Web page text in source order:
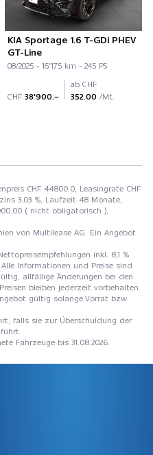
KIA Sportage 1.6 T-GDi PHEV
GT-Line
08/2025 - 16'175 km - 245 PS
CHF 38'900.–
ab CHF
352.00 /Mt.
CHF 44800.0, Leasingrate CHF
3.03 %, Laufzeit 48 Monate,
( nicht obligatorisch ),
von Multilease AG. Ein Angebot
inkl. 8,1 %
Informationen und Preise sind
allfällige Änderungen bei den
bleiben jederzeit vorbehalten.
gültig solange Vorrat bzw.
falls sie zur Überschuldung der
Fahrzeuge bis 31.08.2026.